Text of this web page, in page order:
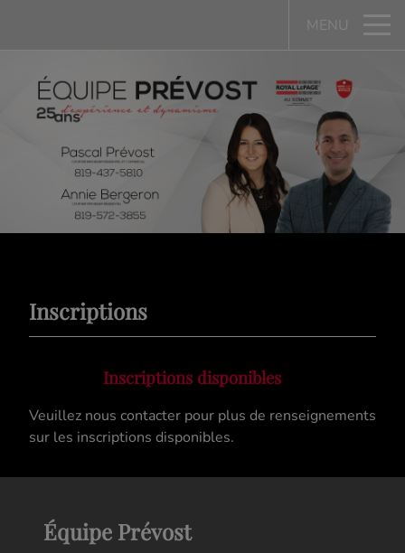
MENU
Inscriptions
Inscriptions disponibles
Veuillez nous contacter pour plus de renseignements
sur les inscriptions disponibles.
Équipe Prévost